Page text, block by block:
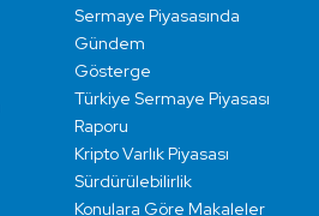
Sermaye Piyasasında
Gündem
Gösterge
Türkiye Sermaye Piyasası
Raporu
Kripto Varlık Piyasası
Sürdürülebilirlik
Konulara Göre Makaleler